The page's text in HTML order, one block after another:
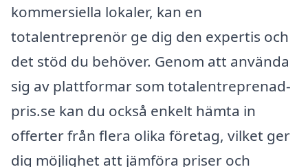
kommersiella lokaler, kan en
totalentreprenör ge dig den expertis och
det stöd du behöver. Genom att använda
sig av plattformar som totalentreprenad-
pris.se kan du också enkelt hämta in
offerter från flera olika företag, vilket ger
dig möjlighet att jämföra priser och